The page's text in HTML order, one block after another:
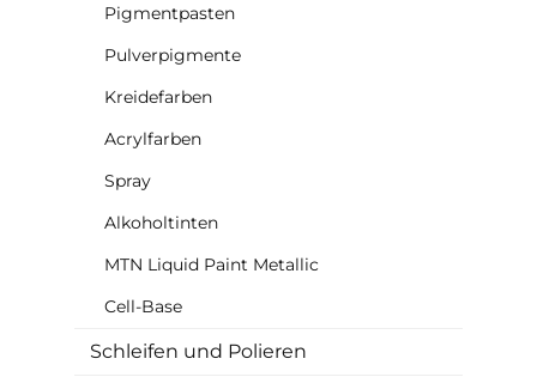
Pigmentpasten
Pulverpigmente
Kreidefarben
Acrylfarben
Spray
Alkoholtinten
MTN Liquid Paint Metallic
Cell-Base
Schleifen und Polieren